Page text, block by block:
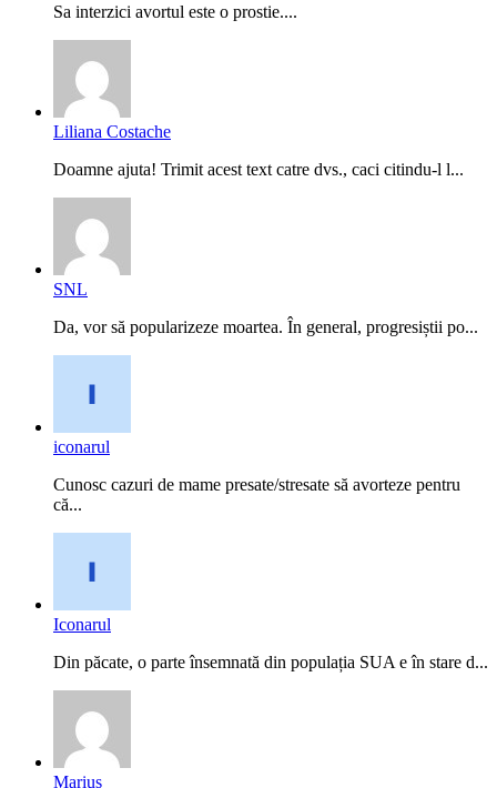
Sa interzici avortul este o prostie....
Liliana Costache
Doamne ajuta! Trimit acest text catre dvs., caci citindu-l l...
SNL
Da, vor să popularizeze moartea. În general, progresiștii po...
iconarul
Cunosc cazuri de mame presate/stresate să avorteze pentru
că...
Iconarul
Din păcate, o parte însemnată din populația SUA e în stare d...
Marius